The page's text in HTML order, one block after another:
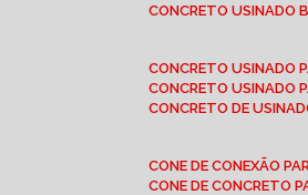
CONCRETO USINADO
CONCRETO USINADO
CONCRETO USINADO
CONCRETO DE
CONE DE CONEXÃO
CONE DE CONCRETO